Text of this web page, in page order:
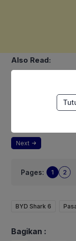
Also Read:
Next
Pages: 1 2
BYD Shark 6
Bagikan :